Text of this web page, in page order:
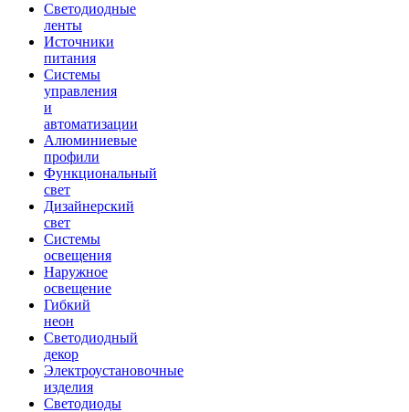
Светодиодные
ленты
Источники
питания
Системы
управления
и
автоматизации
Алюминиевые
профили
Функциональный
свет
Дизайнерский
свет
Системы
освещения
Наружное
освещение
Гибкий
неон
Светодиодный
декор
Электроустановочные
изделия
Светодиоды